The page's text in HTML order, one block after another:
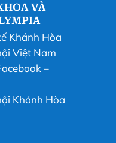
VÀ
Khánh Hòa
Việt Nam
–
Khánh Hòa